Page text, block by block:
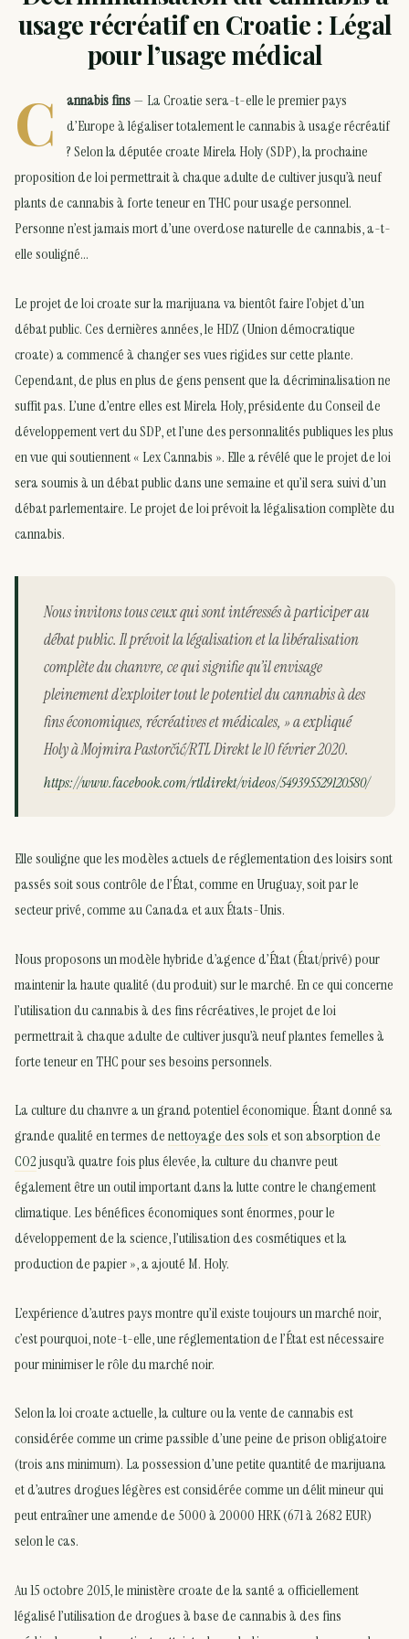
usage récréatif en Croatie : Légal
pour l’usage médical
C annabis fins— La Croatie sera-t-elle le premier pays
d’Europe à légaliser totalement le cannabis à usage récréatif
? Selon la députée croate Mirela Holy (SDP), la prochaine
proposition de loi permettrait à chaque adulte de cultiver jusqu’à neuf
plants de cannabis à forte teneur en THC pour usage personnel.
Personne n’est jamais mort d’une overdose naturelle de cannabis, a-t-
elle souligné…
Le projet de loi croate sur la marijuana va bientôt faire l’objet d’un
débat public. Ces dernières années, le HDZ (Union démocratique
croate) a commencé à changer ses vues rigides sur cette plante.
Cependant, de plus en plus de gens pensent que la décriminalisation ne
suffit pas. L’une d’entre elles est Mirela Holy, présidente du Conseil de
développement vert du SDP, et l’une des personnalités publiques les plus
en vue qui soutiennent « Lex Cannabis ». Elle a révélé que le projet de loi
sera soumis à un débat public dans une semaine et qu’il sera suivi d’un
débat parlementaire. Le projet de loi prévoit la légalisation complète du
cannabis.
Nous invitons tous ceux qui sont intéressés à participer au
débat public. Il prévoit la légalisation et la libéralisation
complète du chanvre, ce qui signifie qu’il envisage
pleinement d’exploiter tout le potentiel du cannabis à des
fins économiques, récréatives et médicales, » a expliqué
Holy à Mojmira Pastorčić/RTL Direkt le 10 février 2020.
https://www.facebook.com/rtldirekt/videos/549395529120580/
Elle souligne que les modèles actuels de réglementation des loisirs sont
passés soit sous contrôle de l’État, comme en Uruguay, soit par le
secteur privé, comme au Canada et aux États-Unis.
Nous proposons un modèle hybride d’agence d’État (État/privé) pour
maintenir la haute qualité (du produit) sur le marché. En ce qui concerne
l’utilisation du cannabis à des fins récréatives, le projet de loi
permettrait à chaque adulte de cultiver jusqu’à neuf plantes femelles à
forte teneur en THC pour ses besoins personnels.
La culture du chanvre a un grand potentiel économique. Étant donné sa
grande qualité en termes denettoyage des solset sonabsorption de
CO2jusqu’à quatre fois plus élevée, la culture du chanvre peut
également être un outil important dans la lutte contre le changement
climatique. Les bénéfices économiques sont énormes, pour le
développement de la science, l’utilisation des cosmétiques et la
production de papier », a ajouté M. Holy.
L’expérience d’autres pays montre qu’il existe toujours un marché noir,
c’est pourquoi, note-t-elle, une réglementation de l’État est nécessaire
pour minimiser le rôle du marché noir.
Selon la loi croate actuelle, la culture ou la vente de cannabis est
considérée comme un crime passible d’une peine de prison obligatoire
(trois ans minimum). La possession d’une petite quantité de marijuana
et d’autres drogues légères est considérée comme un délit mineur qui
peut entraîner une amende de 5000 à 20000 HRK (671 à 2682 EUR)
selon le cas.
Au 15 octobre 2015, le ministère croate de la santé a officiellement
légalisé l’utilisation de drogues à base de cannabis à des fins